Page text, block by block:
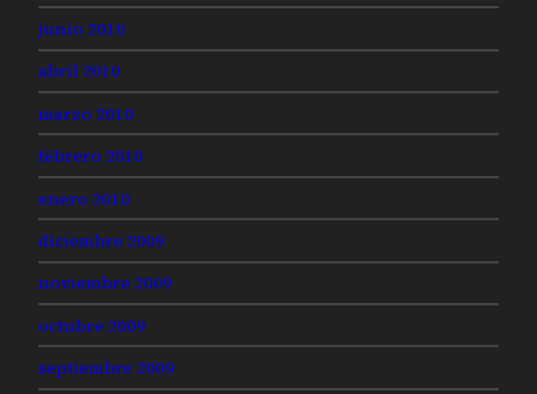
junio 2010
abril 2010
marzo 2010
febrero 2010
enero 2010
diciembre 2009
noviembre 2009
octubre 2009
septiembre 2009